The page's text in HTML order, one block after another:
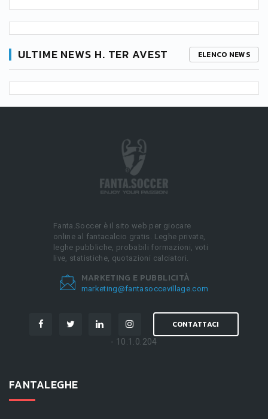
ULTIME NEWS H. TER AVEST ELENCO NEWS
Fanta.Soccer è il sito web per giocare
online al fantacalcio gratis. Leghe private,
leghe pubbliche, probabili formazioni, voti
live, statistiche, quotazioni calciatori.
MARKETING E PUBBLICITÀ
marketing@fantasoccevillage.com
CONTATTACI
- 10.1.0.204
FANTALEGHE